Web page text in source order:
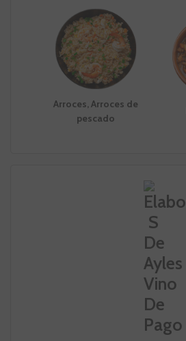
Arroces, Arroces de
pescado